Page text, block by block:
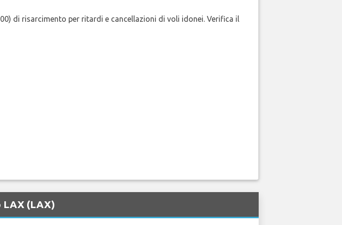
di risarcimento per ritardi e cancellazioni di voli idonei. Verifica il
LAX (LAX)